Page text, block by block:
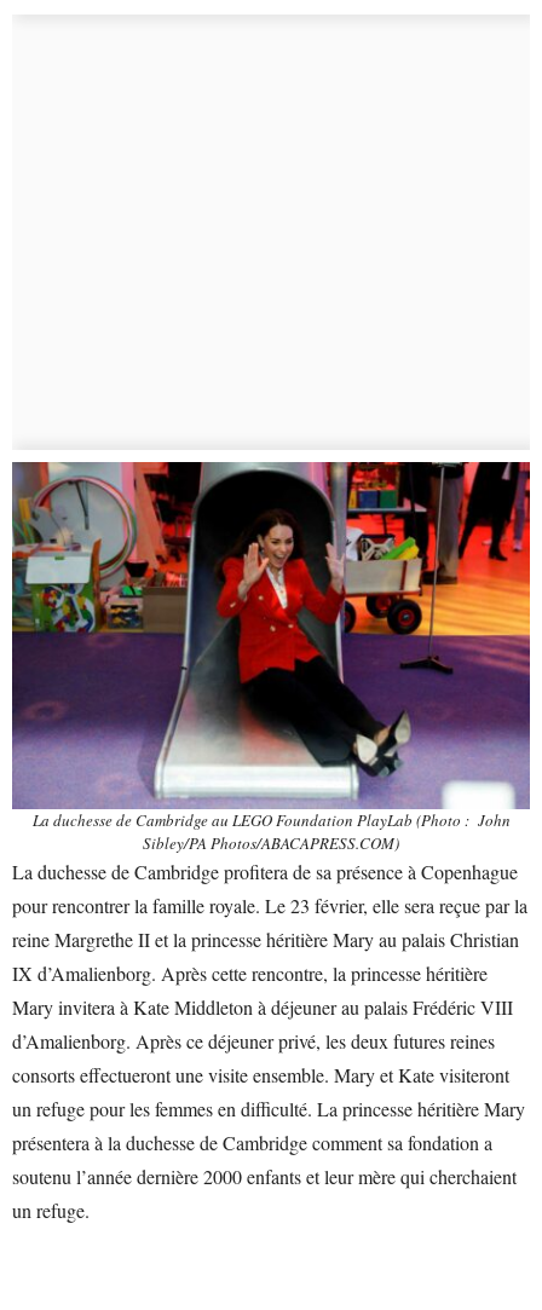
La duchesse de Cambridge au LEGO Foundation PlayLab (Photo : John
Sibley/PA Photos/ABACAPRESS.COM)
La duchesse de Cambridge profitera de sa présence à Copenhague
pour rencontrer la famille royale. Le 23 février, elle sera reçue par la
reine Margrethe II et la princesse héritière Mary au palais Christian
IX d’Amalienborg. Après cette rencontre, la princesse héritière
Mary invitera à Kate Middleton à déjeuner au palais Frédéric VIII
d’Amalienborg. Après ce déjeuner privé, les deux futures reines
consorts effectueront une visite ensemble. Mary et Kate visiteront
un refuge pour les femmes en difficulté. La princesse héritière Mary
présentera à la duchesse de Cambridge comment sa fondation a
soutenu l’année dernière 2000 enfants et leur mère qui cherchaient
un refuge.